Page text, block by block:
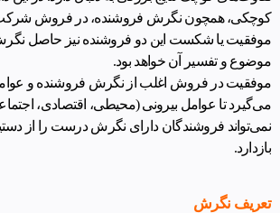
کوچکی، همچون نگرش فروشنده، در فروش شرکت
موفقیت یا شکست این دو فروشنده نیز حاصل
موضوع و تفسیر آن خواهد بود.
موفقیت در فروش اغلب از نگرش فروشنده و
می‌گیرد تا عوامل بیرونی (محیطی، اقتصادی،
نمی‌تواند فروشندگان دارای نگرش درست را از
بازدارد.
تعریف نگرش